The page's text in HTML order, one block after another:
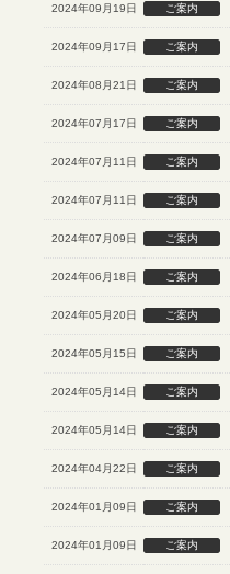
2024年09月19日 ご案内
2024年09月17日 ご案内
2024年08月21日 ご案内
2024年07月17日 ご案内
2024年07月11日 ご案内
2024年07月11日 ご案内
2024年07月09日 ご案内
2024年06月18日 ご案内
2024年05月20日 ご案内
2024年05月15日 ご案内
2024年05月14日 ご案内
2024年05月14日 ご案内
2024年04月22日 ご案内
2024年01月09日 ご案内
2024年01月09日 ご案内